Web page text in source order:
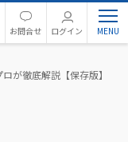
お問合せ ログイン
が徹底解説【保存版】